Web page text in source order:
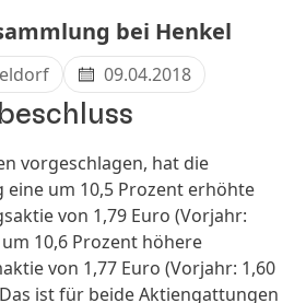
bei Henkel
09.04.2018
vorgeschlagen, hat die
um 10,5 Prozent erhöhte
von 1,79 Euro (Vorjahr:
10,6 Prozent höhere
von 1,77 Euro (Vorjahr: 1,60
ist für beide Aktiengattungen